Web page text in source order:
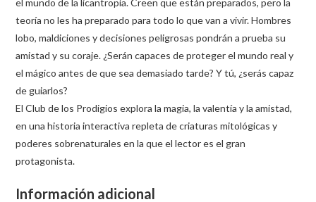
teoría no les ha preparado para todo lo que van a vivir. Hombres
lobo, maldiciones y decisiones peligrosas pondrán a prueba su
amistad y su coraje. ¿Serán capaces de proteger el mundo real y
el mágico antes de que sea demasiado tarde? Y tú, ¿serás capaz
de guiarlos?
El Club de los Prodigios explora la magia, la valentía y la amistad,
en una historia interactiva repleta de criaturas mitológicas y
poderes sobrenaturales en la que el lector es el gran
protagonista.
Información adicional